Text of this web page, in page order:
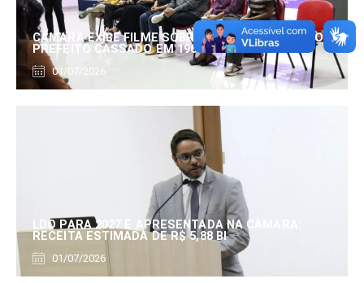
CÂMARA EXIBE FILME SOBRE EDUARDO SERRANO,
PREFEITO CASSADO EM 1960
01/07/2026
LDO PARA 2027 É APRESENTADA NA CÂMARA:
RECEITA ESTIMADA DE R$ 5,88 BI
01/07/2026